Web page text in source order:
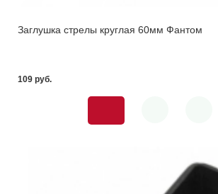
Заглушка стрелы круглая 60мм Фантом
109 pуб.